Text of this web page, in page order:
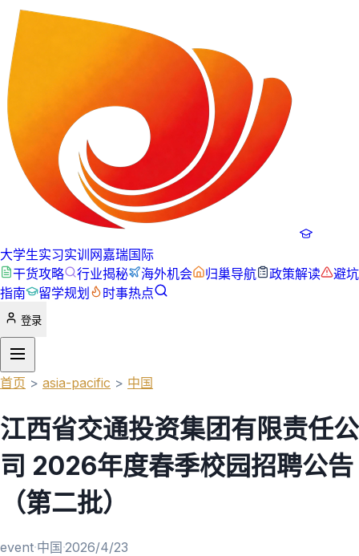
大学生实习实训网嘉瑞国际
干货攻略
行业揭秘 海外机会 归巢导航 政策解读
避坑
指南
留学规划 时事热点
登录
首页 > asia-pacific > 中国
江西省交通投资集团有限责任公
司 2026年度春季校园招聘公告
（第二批）
event·中国·2026/4/23